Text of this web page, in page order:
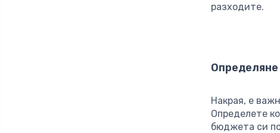
разходите.
Накрая, е
Определете
бюджета си